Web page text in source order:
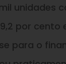
unidades
por cento
para o